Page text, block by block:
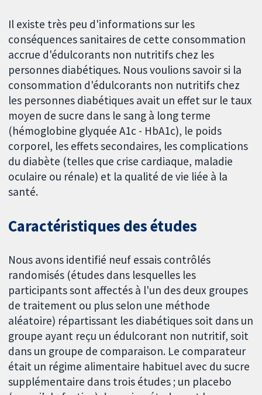
Il existe très peu d'informations sur les
conséquences sanitaires de cette consommation
accrue d'édulcorants non nutritifs chez les
personnes diabétiques. Nous voulions savoir si la
consommation d'édulcorants non nutritifs chez
les personnes diabétiques avait un effet sur le taux
moyen de sucre dans le sang à long terme
(hémoglobine glyquée A1c - HbA1c), le poids
corporel, les effets secondaires, les complications
du diabète (telles que crise cardiaque, maladie
oculaire ou rénale) et la qualité de vie liée à la
santé.
Caractéristiques des études
Nous avons identifié neuf essais contrôlés
randomisés (études dans lesquelles les
participants sont affectés à l'un des deux groupes
de traitement ou plus selon une méthode
aléatoire) répartissant les diabétiques soit dans un
groupe ayant reçu un édulcorant non nutritif, soit
dans un groupe de comparaison. Le comparateur
était un régime alimentaire habituel avec du sucre
supplémentaire dans trois études ; un placebo